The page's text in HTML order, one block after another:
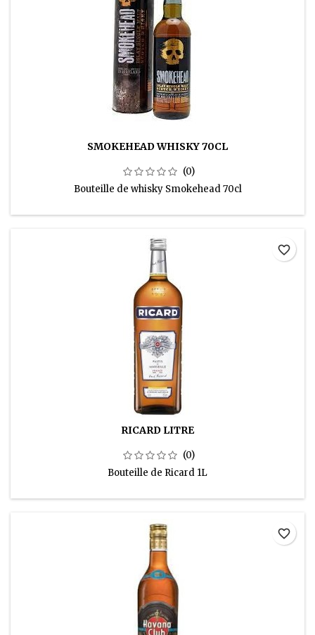
SMOKEHEAD WHISKY 70CL
(0)
Bouteille de whisky Smokehead 70cl
RICARD LITRE
(0)
Bouteille de Ricard 1L
favorite_border
favorite_border